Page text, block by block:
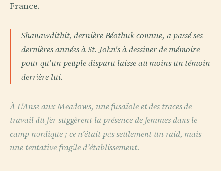
France.
Shanawdithit, dernière Béothuk connue, a passé ses
dernières années à St. John's à dessiner de mémoire
pour qu’un peuple disparu laisse au moins un témoin
derrière lui.
À L'Anse aux Meadows, une fusaïole et des traces de
travail du fer suggèrent la présence de femmes dans le
camp nordique ; ce n’était pas seulement un raid, mais
une tentative fragile d’établissement.